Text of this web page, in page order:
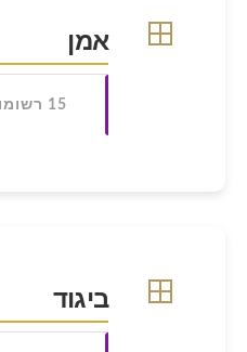
אמן
15 רשומות
ביגוד